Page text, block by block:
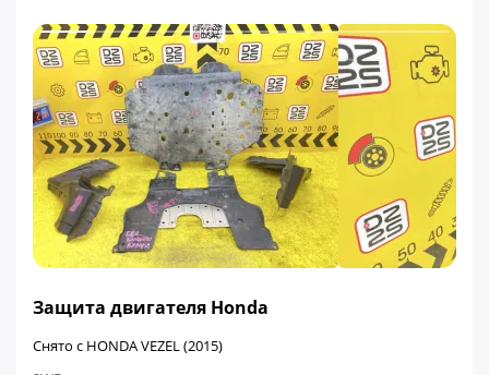
Защита двигателя Honda
Снято с HONDA VEZEL (2015)